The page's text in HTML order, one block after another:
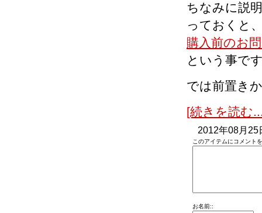
ちなみに説
っておくと
購入前のお
という事で
では前置き
[続きを読む
2012年08月
このアイテムにコメント
お名前::